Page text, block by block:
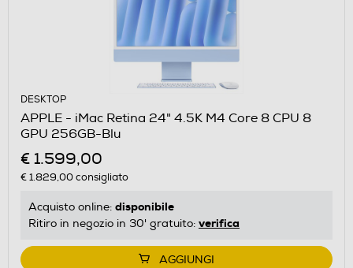
DESKTOP
APPLE - iMac Retina 24" 4.5K M4 Core 8 CPU 8
GPU 256GB-Blu
€ 1.599,00
€ 1.829,00consigliato
Acquisto online: disponibile
Ritiro in negozio in 30' gratuito: verifica
AGGIUNGI